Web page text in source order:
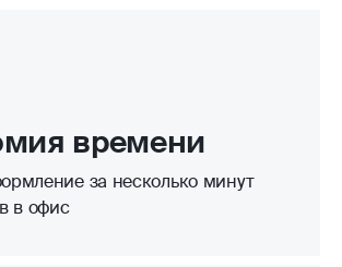
времени
за несколько минут
в офис